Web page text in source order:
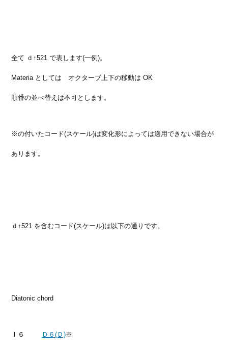
全て ｄ↑521 で表します(一例)。
Materia としては オクターブ上下の移動は OK
順番の並べ替えは不可とします。
※の付いたコード(スケール)は変化形によっては適用できない場合が
あります。
ｄ↑521 を含むコード(スケール)は以下の通りです。
Diatonic chord
Ⅰ６ Ｄ６(Ｄ)※